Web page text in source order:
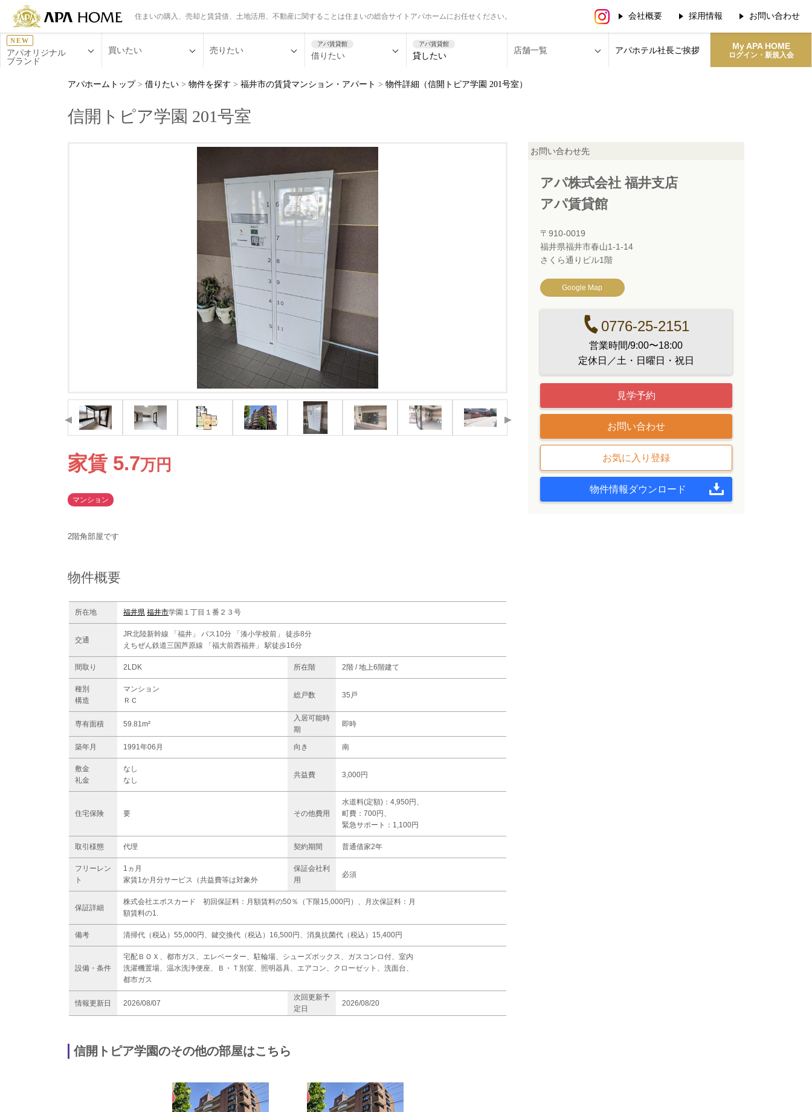
住まいの購入、売却と賃貸借、土地活用、不動産に関することは住まいの総合サイトアパホームにお任せください。 会社概要 採用情報 お問い合わせ
NEW
アパオリジナル
ブランド
買いたい 売りたい
アパ賃貸館
借りたい
アパ賃貸館
貸したい
店舗一覧 アパホテル社長ご挨拶 My APA HOME
ログイン・新規入会
アパホームトップ> 借りたい > 物件を探す > 福井市の賃貸マンション・アパート > 物件詳細（信開トピア学園 201号室）
信開トピア学園 201号室
家賃 5.7万円
マンション
2階角部屋です
物件概要
所在地 福井県 福井市学園１丁目１番２３号
交通
JR北陸新幹線 「福井」 バス10分 「湊小学校前」 徒歩8分
えちぜん鉄道三国芦原線 「福大前西福井」 駅徒歩16分
間取り 2LDK 所在階 2階 / 地上6階建て
種別
構造
マンション
ＲＣ
総戸数 35戸
専有面積 59.81m²
入居可能時
期
即時
築年月 1991年06月 向き 南
敷金
礼金
なし
なし
共益費 3,000円
住宅保険 要 その他費用
水道料(定額)：4,950円、
町費：700円、
緊急サポート：1,100円
取引様態 代理 契約期間 普通借家2年
フリーレン
ト
1ヵ月
家賃1か月分サービス（共益費等は対象外
保証会社利
用
必須
保証詳細
株式会社エポスカード 初回保証料：月額賃料の50％（下限15,000円）、月次保証料：月
額賃料の1.
備考 清掃代（税込）55,000円、鍵交換代（税込）16,500円、消臭抗菌代（税込）15,400円
設備・条件
宅配ＢＯＸ、都市ガス、エレベーター、駐輪場、シューズボックス、ガスコンロ付、室内
洗濯機置場、温水洗浄便座、Ｂ・Ｔ別室、照明器具、エアコン、クローゼット、洗面台、
都市ガス
情報更新日 2026/08/07
次回更新予
定日
2026/08/20
信開トピア学園のその他の部屋はこちら
お問い合わせ先
アパ株式会社 福井支店
アパ賃貸館
〒910-0019
福井県福井市春山1-1-14
さくら通りビル1階
Google Map
0776-25-2151
営業時間/9:00〜18:00
定休日／土・日曜日・祝日
見学予約
お問い合わせ
物件情報ダウンロード